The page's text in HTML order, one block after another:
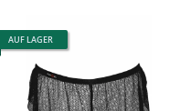
AUF LAGER